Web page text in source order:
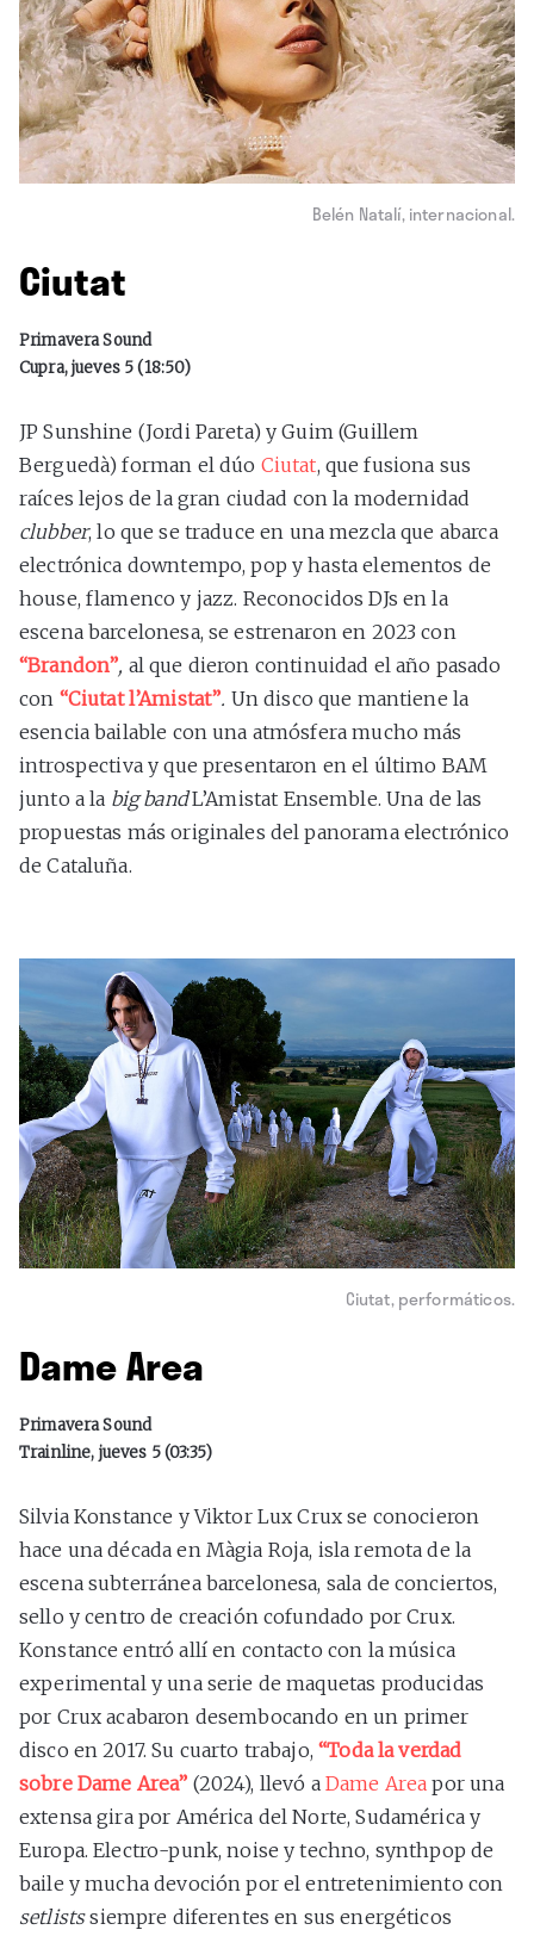
Belén Natalí, internacional.
Ciutat
Primavera Sound
Cupra, jueves 5 (18:50)
JP Sunshine (Jordi Pareta) y Guim (Guillem
Berguedà) forman el dúo Ciutat, que fusiona sus
raíces lejos de la gran ciudad con la modernidad
clubber, lo que se traduce en una mezcla que abarca
electrónica downtempo, pop y hasta elementos de
house, flamenco y jazz. Reconocidos DJs en la
escena barcelonesa, se estrenaron en 2023 con
“Brandon”, al que dieron continuidad el año pasado
con “Ciutat l’Amistat”. Un disco que mantiene la
esencia bailable con una atmósfera mucho más
introspectiva y que presentaron en el último BAM
junto a la big bandL’Amistat Ensemble. Una de las
propuestas más originales del panorama electrónico
de Cataluña.
Ciutat, performáticos.
Dame Area
Primavera Sound
Trainline, jueves 5 (03:35)
Silvia Konstance y Viktor Lux Crux se conocieron
hace una década en Màgia Roja, isla remota de la
escena subterránea barcelonesa, sala de conciertos,
sello y centro de creación cofundado por Crux.
Konstance entró allí en contacto con la música
experimental y una serie de maquetas producidas
por Crux acabaron desembocando en un primer
disco en 2017. Su cuarto trabajo,“Toda la verdad
sobre Dame Area” (2024), llevó a Dame Area por una
extensa gira por América del Norte, Sudamérica y
Europa. Electro-punk, noise y techno, synthpop de
baile y mucha devoción por el entretenimiento con
setlistssiempre diferentes en sus energéticos